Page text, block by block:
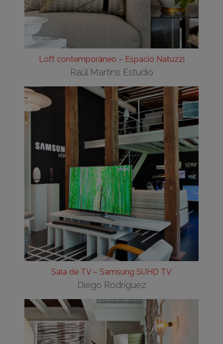
Loft contemporáneo – Espacio Natuzzi
Raúl Martins Estudio
Sala de TV – Samsung SUHD TV
Diego Rodríguez